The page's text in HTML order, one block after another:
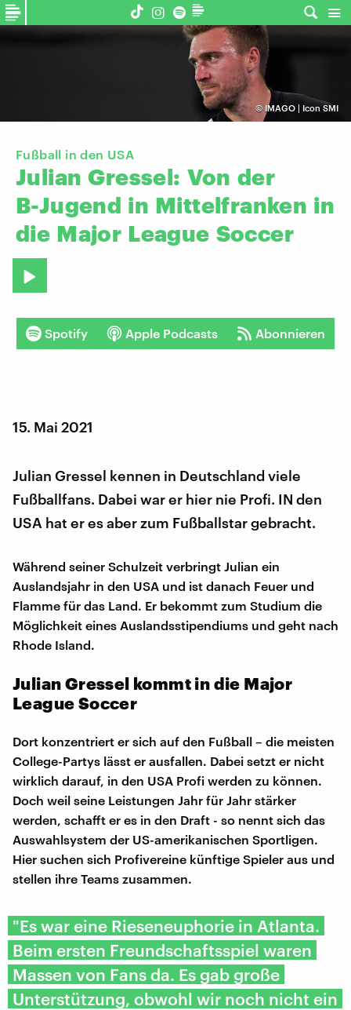
© IMAGO | Icon SMI
Fußball in den USA
Julian Gressel: Von der
B-Jugend in Mittelfranken in
die Major League Soccer
Spotify Apple Podcasts Abonnieren
15. Mai 2021
Julian Gressel kennen in Deutschland viele
Fußballfans. Dabei war er hier nie Profi. IN den
USA hat er es aber zum Fußballstar gebracht.
Während seiner Schulzeit verbringt Julian ein
Auslandsjahr in den USA und ist danach Feuer und
Flamme für das Land. Er bekommt zum Studium die
Möglichkeit eines Auslandsstipendiums und geht nach
Rhode Island.
Julian Gressel kommt in die Major
League Soccer
Dort konzentriert er sich auf den Fußball – die meisten
College-Partys lässt er ausfallen. Dabei setzt er nicht
wirklich darauf, in den USA Profi werden zu können.
Doch weil seine Leistungen Jahr für Jahr stärker
werden, schafft er es in den Draft - so nennt sich das
Auswahlsystem der US-amerikanischen Sportligen.
Hier suchen sich Profivereine künftige Spieler aus und
stellen ihre Teams zusammen.
"Es war eine Rieseneuphorie in Atlanta.
Beim ersten Freundschaftsspiel waren
Massen von Fans da. Es gab große
Unterstützung, obwohl wir noch nicht ein